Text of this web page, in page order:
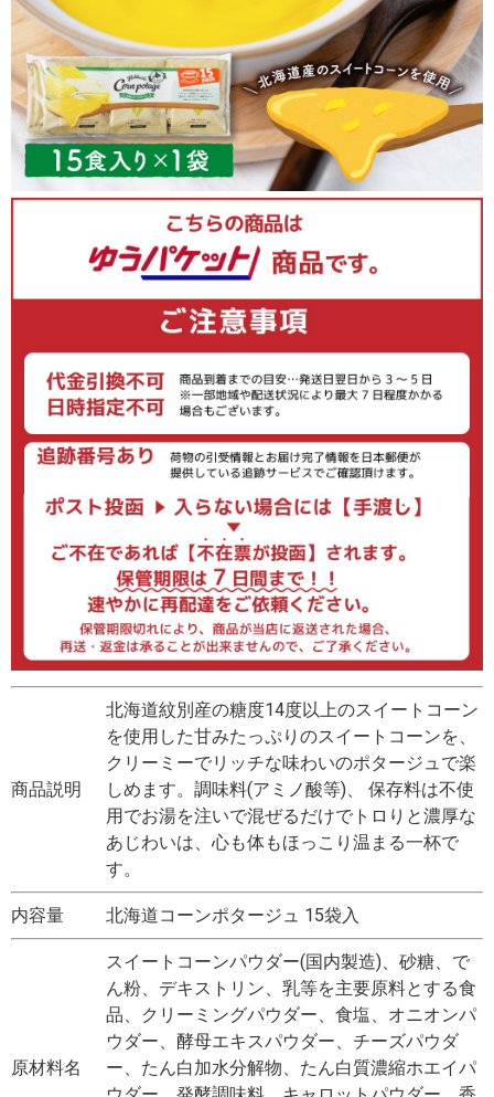
商品説明
北海道紋別産の糖度14度以上のスイートコーン
を使用した甘みたっぷりのスイートコーンを、
クリーミーでリッチな味わいのポタージュで楽
しめます。調味料(アミノ酸等)、 保存料は不使
用でお湯を注いで混ぜるだけでトロりと濃厚な
あじわいは、心も体もほっこり温まる一杯で
す。
内容量 北海道コーンポタージュ 15袋入
原材料名
スイートコーンパウダー(国内製造)、砂糖、で
ん粉、デキストリン、乳等を主要原料とする食
品、クリーミングパウダー、食塩、オニオンパ
ウダー、酵母エキスパウダー、チーズパウダ
ー、たん白加水分解物、たん白質濃縮ホエイパ